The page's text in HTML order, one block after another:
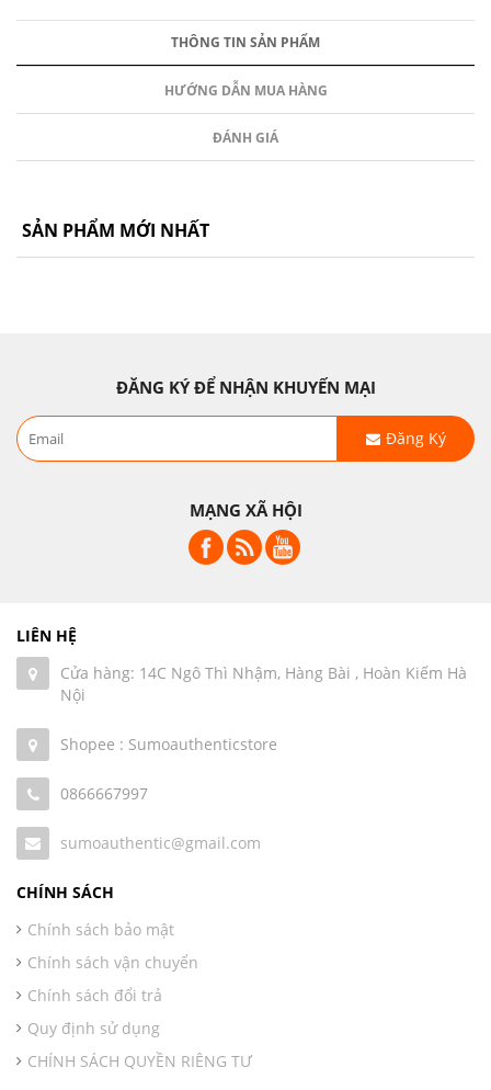
THÔNG TIN SẢN PHẨM
HƯỚNG DẪN MUA HÀNG
ĐÁNH GIÁ
SẢN PHẨM MỚI NHẤT
ĐĂNG KÝ ĐỂ NHẬN KHUYẾN MẠI
Đăng Ký
MẠNG XÃ HỘI
LIÊN HỆ
Cửa hàng: 14C Ngô Thì Nhậm, Hàng Bài , Hoàn Kiếm Hà
Nội
Shopee : Sumoauthenticstore
0866667997
sumoauthentic@gmail.com
CHÍNH SÁCH
Chính sách bảo mật
Chính sách vận chuyển
Chính sách đổi trả
Quy định sử dụng
CHÍNH SÁCH QUYỀN RIÊNG TƯ